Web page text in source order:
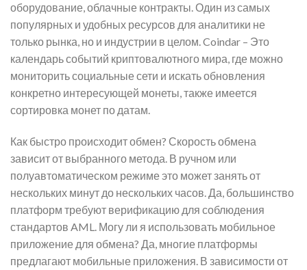
оборудование, облачные контракты. Один из самых
популярных и удобных ресурсов для аналитики не
только рынка, но и индустрии в целом. Coindar – Это
календарь событий криптовалютного мира, где можно
мониторить социальные сети и искать обновления
конкретно интересующей монеты, также имеется
сортировка монет по датам.
Как быстро происходит обмен? Скорость обмена
зависит от выбранного метода. В ручном или
полуавтоматическом режиме это может занять от
нескольких минут до нескольких часов. Да, большинство
платформ требуют верификацию для соблюдения
стандартов AML. Могу ли я использовать мобильное
приложение для обмена? Да, многие платформы
предлагают мобильные приложения. В зависимости от